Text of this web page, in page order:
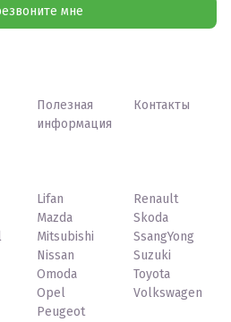
мне
Полезная
информация
Контакты
Lifan
Mazda
Mitsubishi
Nissan
Omoda
Opel
Peugeot
Renault
Skoda
SsangYong
Suzuki
Toyota
Volkswagen